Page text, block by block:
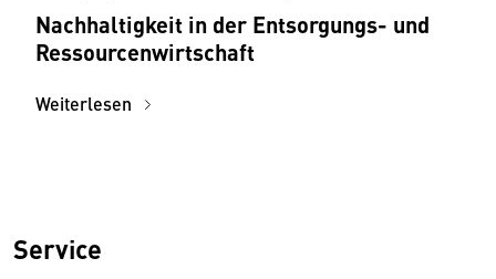
Nachhaltigkeit in der Entsorgungs- und
Ressourcen­wirtschaft
Weiterlesen
Service